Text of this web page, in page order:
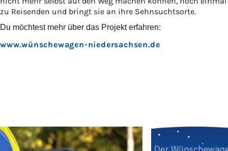
zu Reisenden und bringt sie an ihre Sehnsuchtsorte.
Du möchtest mehr über das Projekt erfahren:
www.wünschewagen-niedersachsen.de